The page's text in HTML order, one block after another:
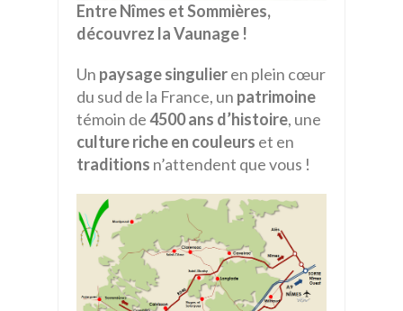
Entre Nîmes et Sommières,
découvrez la Vaunage !
Un paysage singulieren plein cœur
du sud de la France, un patrimoine
témoin de4500 ans d’histoire, une
culture riche en couleurs et en
traditions n’attendent que vous !